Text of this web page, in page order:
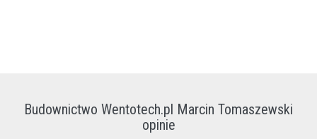
Budownictwo Wentotech.pl Marcin Tomaszewski
opinie